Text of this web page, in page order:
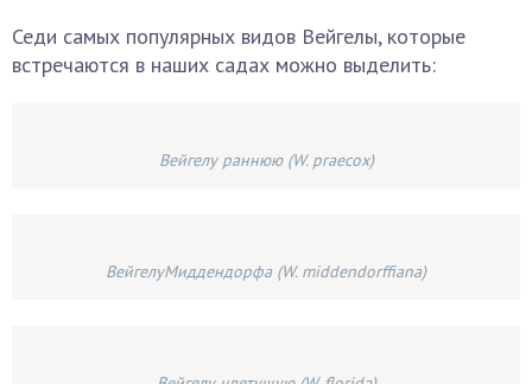
Седи самых популярных видов Вейгелы, которые
встречаются в наших садах можно выделить:
Вейгелу раннюю (W. praecox)
ВейгелуМиддендорфа (W. middendorffiana)